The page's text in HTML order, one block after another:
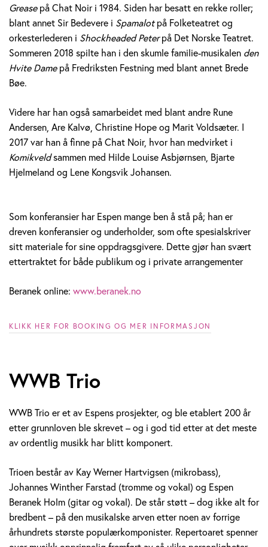
Greasepå Chat Noir i 1984. Siden har besatt en rekke roller;
blant annet Sir Bedevere i Spamalotpå Folketeatret og
orkesterlederen i Shockheaded Peterpå Det Norske Teatret.
Sommeren 2018 spilte han i den skumle familie-musikalen den
Hvite Damepå Fredriksten Festning med blant annet Brede
Bøe.
Videre har han også samarbeidet med blant andre Rune
Andersen, Are Kalvø, Christine Hope og Marit Voldsæter. I
2017 var han å finne på Chat Noir, hvor han medvirket i
Komikveldsammen med Hilde Louise Asbjørnsen, Bjarte
Hjelmeland og Lene Kongsvik Johansen.
Som konferansier har Espen mange ben å stå på; han er
dreven konferansier og underholder, som ofte spesialskriver
sitt materiale for sine oppdragsgivere. Dette gjør han svært
ettertraktet for både publikum og i private arrangementer
Beranek online: www.beranek.no
KLIKK HER FOR BOOKING OG MER INFORMASJON
WWB Trio
WWB Trio er et av Espens prosjekter, og ble etablert 200 år
etter grunnloven ble skrevet – og i god tid etter at det meste
av ordentlig musikk har blitt komponert.
Trioen består av Kay Werner Hartvigsen (mikrobass),
Johannes Winther Farstad (tromme og vokal) og Espen
Beranek Holm (gitar og vokal). De står støtt – dog ikke alt for
bredbent – på den musikalske arven etter noen av forrige
århundrets største populærkomponister. Repertoaret spenner